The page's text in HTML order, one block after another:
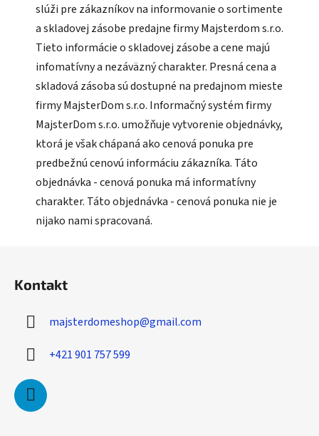
slúži pre zákazníkov na informovanie o sortimente
a skladovej zásobe predajne firmy Majsterdom s.r.o.
Tieto informácie o skladovej zásobe a cene majú
infomatívny a nezáväzný charakter. Presná cena a
skladová zásoba sú dostupné na predajnom mieste
firmy MajsterDom s.r.o. Informačný systém firmy
MajsterDom s.r.o. umožňuje vytvorenie objednávky,
ktorá je však chápaná ako cenová ponuka pre
predbežnú cenovú informáciu zákazníka. Táto
objednávka - cenová ponuka má informatívny
charakter. Táto objednávka - cenová ponuka nie je
nijako nami spracovaná.
Kontakt
majsterdomeshop@gmail.com
+421 901 757 599